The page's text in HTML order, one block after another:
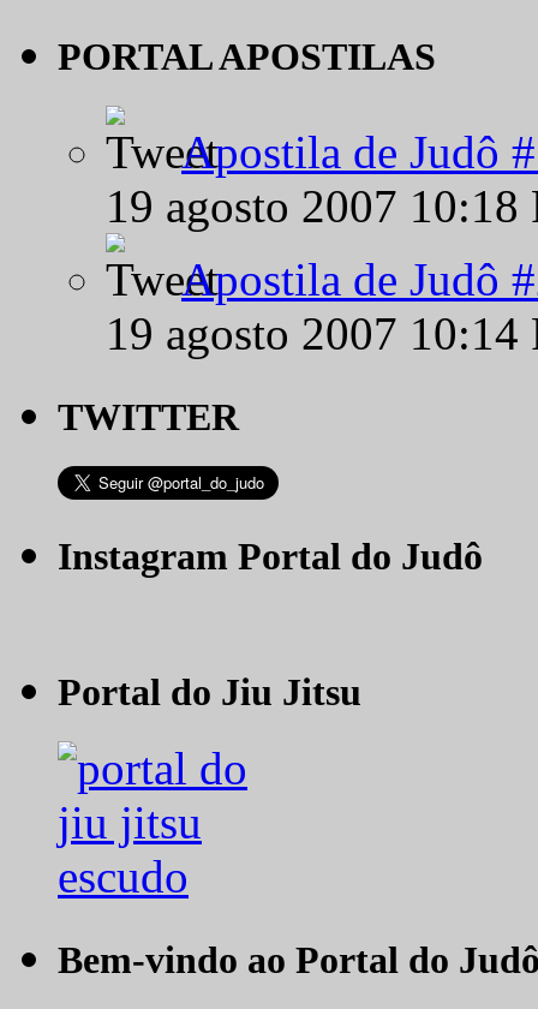
PORTAL APOSTILAS
Apostila de Judô
19 agosto 2007
Apostila de Judô
19 agosto 2007
TWITTER
Instagram Portal do Judô
Portal do Jiu Jitsu
Bem-vindo ao Portal do